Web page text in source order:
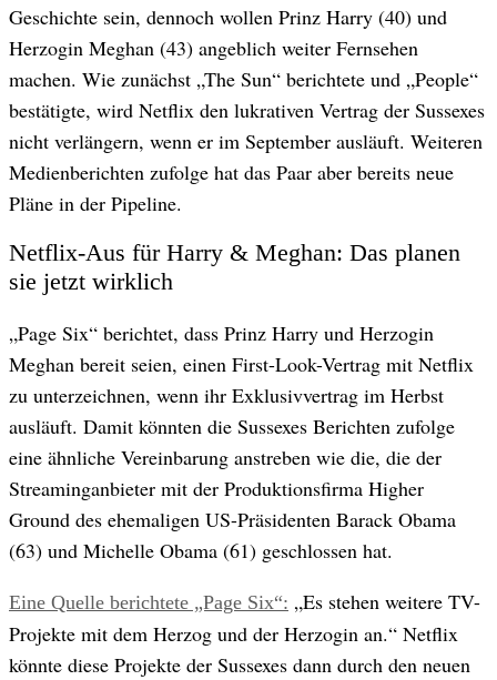
© GettyImages/ TheStewartofNY
Geschichte sein, dennoch wollen Prinz Harry (40) und
Herzogin Meghan (43) angeblich weiter Fernsehen
machen. Wie zunächst „The Sun“ berichtete und „People“
bestätigte, wird Netflix den lukrativen Vertrag der Sussexes
nicht verlängern, wenn er im September ausläuft. Weiteren
Medienberichten zufolge hat das Paar aber bereits neue
Pläne in der Pipeline.
Netflix-Aus für Harry & Meghan: Das planen
sie jetzt wirklich
„Page Six“ berichtet, dass Prinz Harry und Herzogin
Meghan bereit seien, einen First-Look-Vertrag mit Netflix
zu unterzeichnen, wenn ihr Exklusivvertrag im Herbst
ausläuft. Damit könnten die Sussexes Berichten zufolge
eine ähnliche Vereinbarung anstreben wie die, die der
Streaminganbieter mit der Produktionsfirma Higher
Ground des ehemaligen US-Präsidenten Barack Obama
(63) und Michelle Obama (61) geschlossen hat.
Eine Quelle berichtete „Page Six“: „Es stehen weitere TV-
Projekte mit dem Herzog und der Herzogin an.“ Netflix
könnte diese Projekte der Sussexes dann durch den neuen